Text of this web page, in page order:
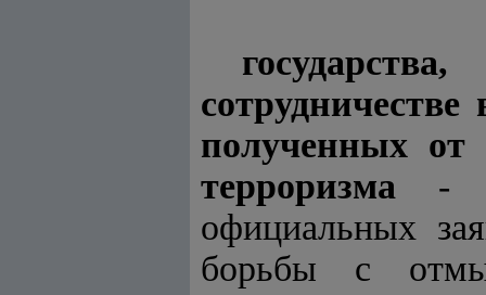
полученных от
терроризма -
официальных
борьбы с